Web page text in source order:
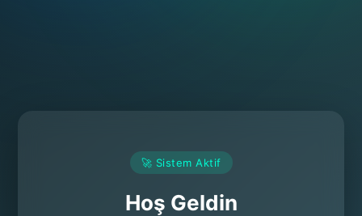
🚀 Sistem Aktif
Hoş Geldin